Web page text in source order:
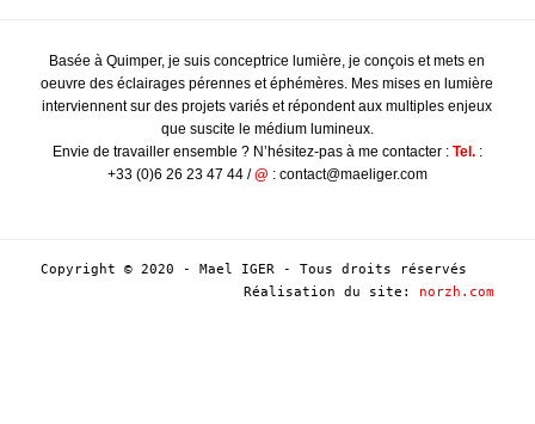
Basée à Quimper, je suis conceptrice lumière, je conçois et mets en
oeuvre des éclairages pérennes et éphémères. Mes mises en lumière
interviennent sur des projets variés et répondent aux multiples enjeux
que suscite le médium lumineux.
Envie de travailler ensemble ? N’hésitez-pas à me contacter : Tel. :
+33 (0)6 26 23 47 44 /@ : contact@maeliger.com
Copyright © 2020 - Mael IGER - Tous droits réservés
Réalisation du site: norzh.com